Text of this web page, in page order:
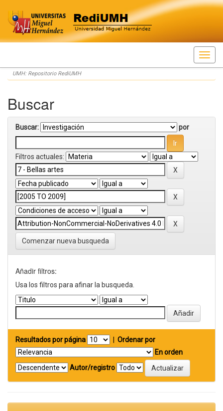
Skip
navigation
UMH: Repositorio RediUMH
Buscar
Buscar: por
Filtros actuales:
Comenzar nueva busqueda
Añadir filtros:
Usa los filtros para afinar la busqueda.
Resultados por página
Ordenar por
En orden
Autor/registro